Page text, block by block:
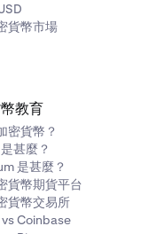
到，您可以在其中
餘額當前價值。
取價格相比的百分
此價值不會實現。
新時間順序記錄。
貨幣市場
教育
密貨幣？
甚麼？
是甚麼？
貨幣期貨平台
貨幣交易所
Coinbase